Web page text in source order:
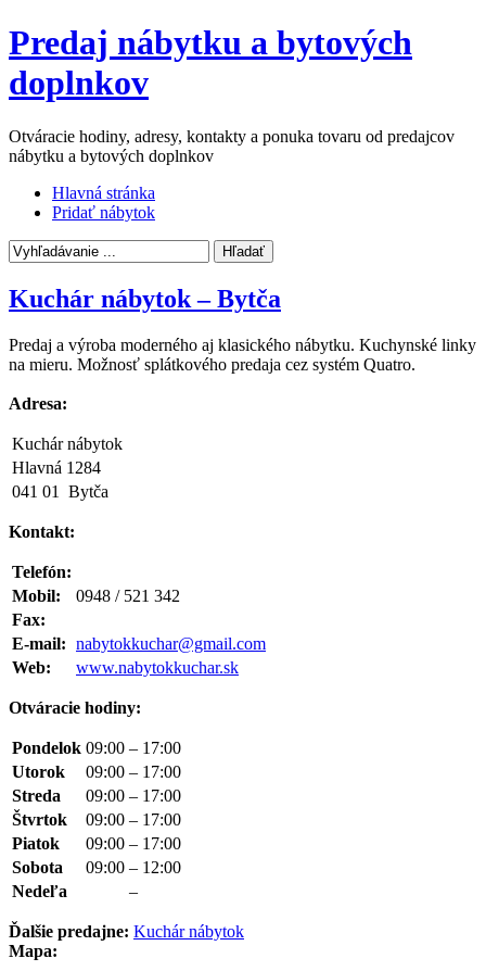
Predaj nábytku a bytových
doplnkov
Otváracie hodiny, adresy, kontakty a ponuka tovaru od predajcov
nábytku a bytových doplnkov
Hlavná stránka
Pridať nábytok
Kuchár nábytok – Bytča
Predaj a výroba moderného aj klasického nábytku. Kuchynské linky
na mieru. Možnosť splátkového predaja cez systém Quatro.
Adresa:
Kuchár nábytok
Hlavná 1284
041 01 Bytča
Kontakt:
Telefón:
Mobil:
0948 / 521 342
Fax:
E-mail: nabytokkuchar@gmail.com
Web:
www.nabytokkuchar.sk
Otváracie hodiny:
Pondelok 09:00 – 17:00
Utorok
09:00 – 17:00
Streda
09:00 – 17:00
Štvrtok
09:00 – 17:00
Piatok
09:00 – 17:00
Sobota
09:00 – 12:00
Nedeľa
–
Ďalšie predajne: Kuchár nábytok
Mapa: